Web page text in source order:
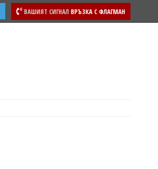
ВАШИЯТ СИГНАЛ ВРЪЗКА С ФЛАГМАН